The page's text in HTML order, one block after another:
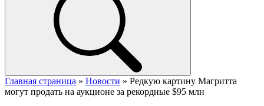
Главная страница » Новости » Редкую картину Магритта
могут продать на аукционе за рекордные $95 млн